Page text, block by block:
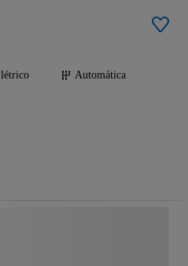
Automática